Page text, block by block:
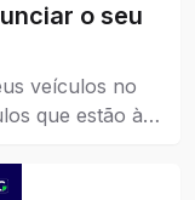
o seu
veículos no
que estão à